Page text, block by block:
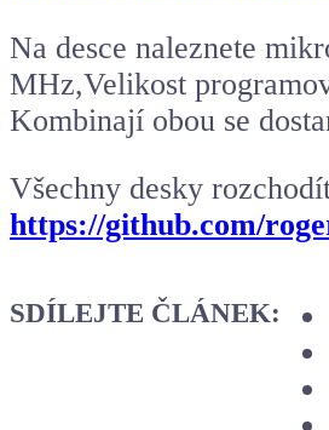
Na desce naleznete
MHz,Velikost
Kombinají obou se
Všechny desky
https://github.com/
SDÍLEJTE ČLÁNEK: